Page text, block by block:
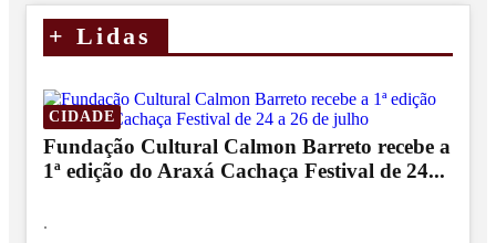
+ Lidas
CIDADE
Fundação Cultural Calmon Barreto recebe a
1ª edição do Araxá Cachaça Festival de 24...
.